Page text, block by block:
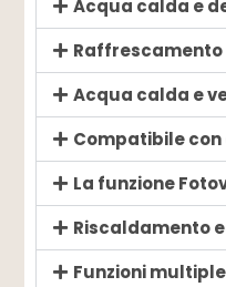
Acqua calda e
Acqua calda e
Compatibile
La funzione
Riscaldamento
Funzioni multiple